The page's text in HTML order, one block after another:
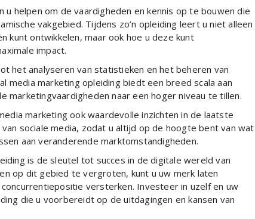
u helpen om de vaardigheden en kennis op te bouwen die
vakgebied. Tijdens zo’n opleiding leert u niet alleen
kunt ontwikkelen, maar ook hoe u deze kunt
impact.
het analyseren van statistieken en het beheren van
media marketing opleiding biedt een breed scala aan
marketingvaardigheden naar een hoger niveau te tillen.
marketing ook waardevolle inzichten in de laatste
sociale media, zodat u altijd op de hoogte bent van wat
aan veranderende marktomstandigheden.
is de sleutel tot succes in de digitale wereld van
op dit gebied te vergroten, kunt u uw merk laten
versterken. Investeer in uzelf en uw
die u voorbereidt op de uitdagingen en kansen van